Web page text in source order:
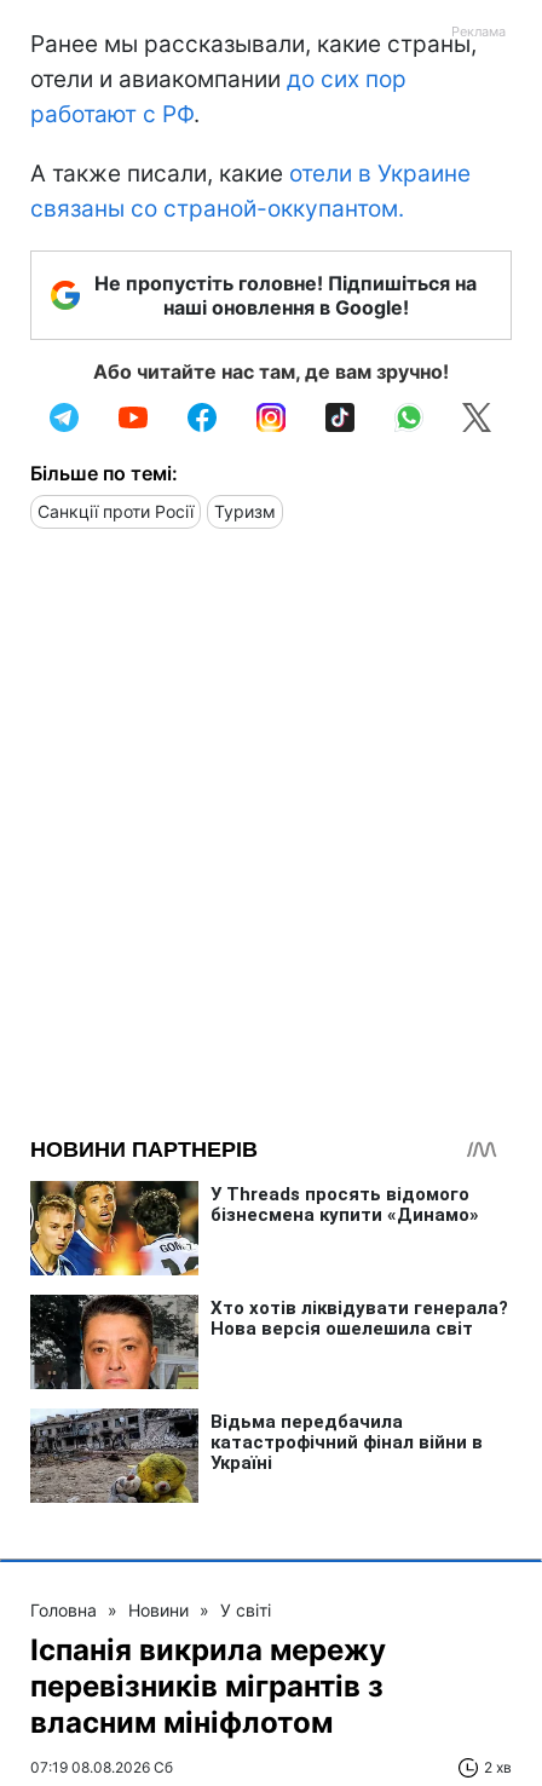
Ранее мы рассказывали, какие страны,
отели и авиакомпании до сих пор
работают с РФ.
А также писали, какие отели в Украине
связаны со страной-оккупантом.
Не пропустіть головне! Підпишіться на
наші оновлення в Google!
Або читайте нас там, де вам зручно!
Більше по темі:
Санкції проти Росії Туризм
Головна » Новини » У світі
Іспанія викрила мережу
перевізників мігрантів з
власним мініфлотом
07:19 08.08.2026 Сб 2 хв